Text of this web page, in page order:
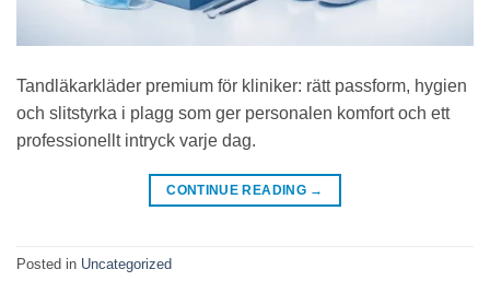
Tandläkarkläder premium för kliniker: rätt passform, hygien
och slitstyrka i plagg som ger personalen komfort och ett
professionellt intryck varje dag.
CONTINUE READING →
Posted in Uncategorized